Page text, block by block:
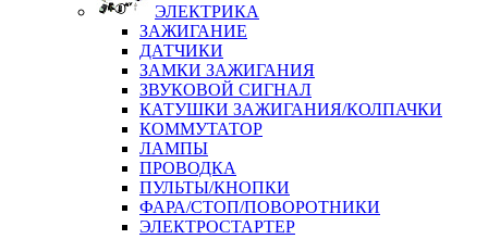
ЭЛЕКТРИКА
ЗАЖИГАНИЕ
ДАТЧИКИ
ЗАМКИ ЗАЖИГАНИЯ
ЗВУКОВОЙ СИГНАЛ
КАТУШКИ ЗАЖИГАНИЯ/КОЛПАЧКИ
КОММУТАТОР
ЛАМПЫ
ПРОВОДКА
ПУЛЬТЫ/КНОПКИ
ФАРА/СТОП/ПОВОРОТНИКИ
ЭЛЕКТРОСТАРТЕР